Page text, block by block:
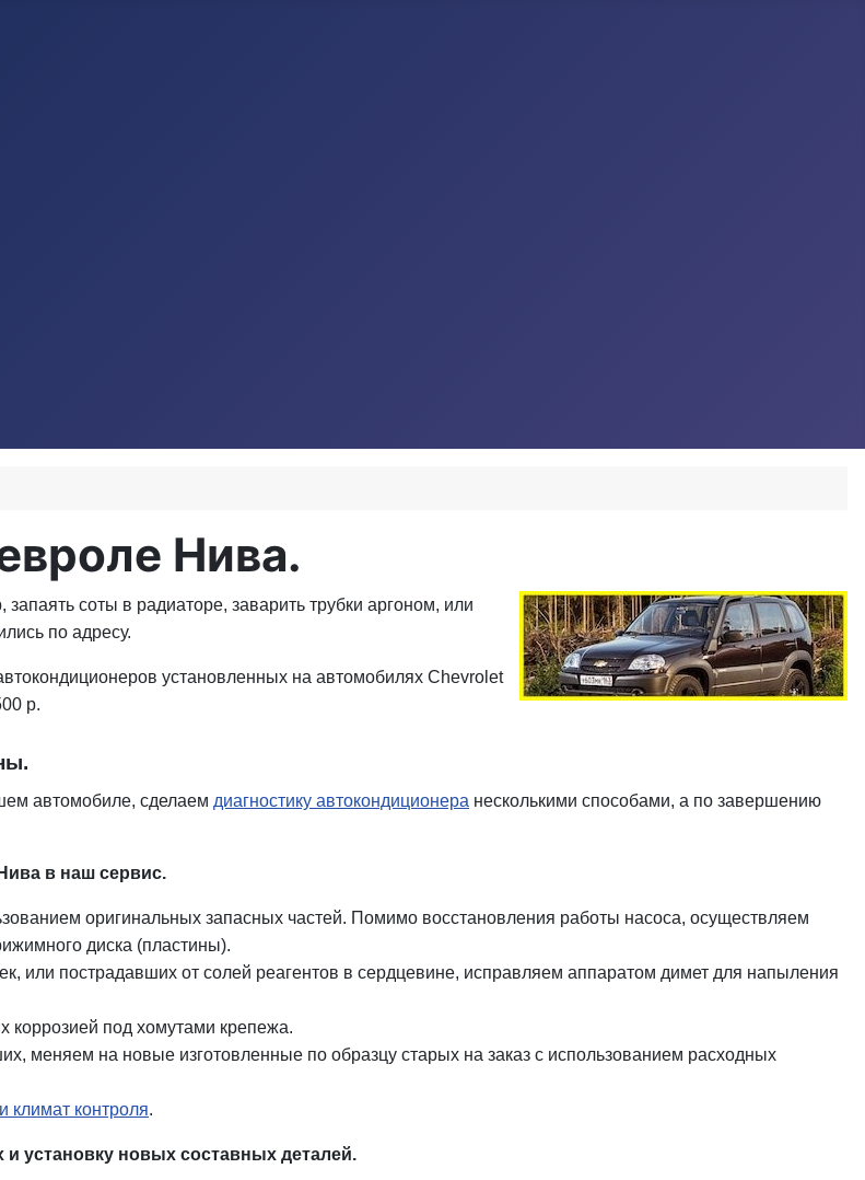
Нива.
запаять соты в радиаторе, заварить трубки аргоном, или
по адресу.
установленных на автомобилях Chevrolet
р.
автомобиле, сделаем диагностику автокондиционера несколькими способами, а по завершению
в наш сервис.
оригинальных запасных частей. Помимо восстановления работы насоса, осуществляем
диска (пластины).
или пострадавших от солей реагентов в сердцевине, исправляем аппаратом димет для напыления
коррозией под хомутами крепежа.
меняем на новые изготовленные по образцу старых на заказ с использованием расходных
климат контроля.
установку новых составных деталей.